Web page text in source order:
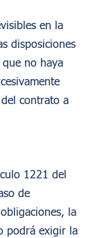
en la
disposiciones
no haya
contrato a
1221 del
de
la
podrá exigir la